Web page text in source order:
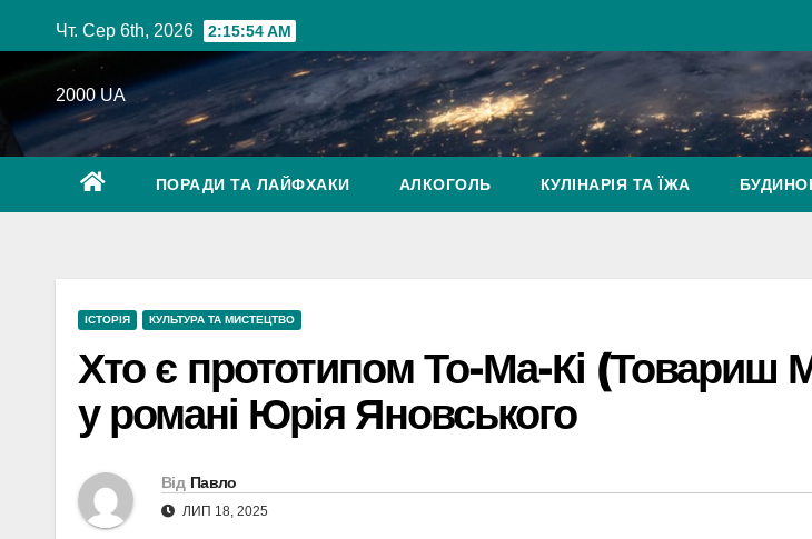
до
Чт. Сер 6th, 2026 2:15:55 AM
2000 UA
ПОРАДИ ТА ЛАЙФХАКИ АЛКОГОЛЬ КУЛІНАРІЯ ТА ЇЖА
ІСТОРІЯ КУЛЬТУРА ТА МИСТЕЦТВО
Хто є прототипом То-Ма-Кі (Товариш
у романі Юрія Яновського
Від Павло
ЛИП 18, 2025